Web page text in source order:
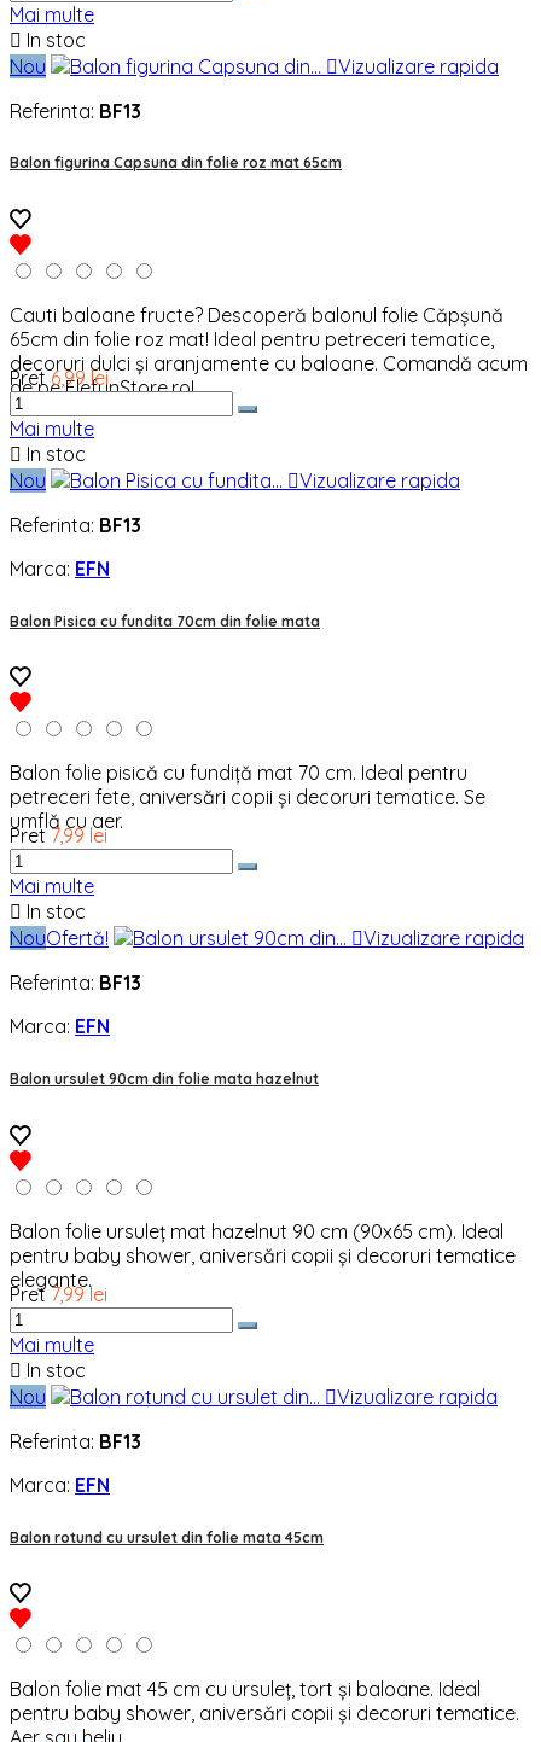
Mai multe
 In stoc
Nou
Vizualizare rapida
Referinta: BF13
Balon figurina Capsuna din folie roz mat 65cm
Cauti baloane fructe? Descoperă balonul folie Căpșună
65cm din folie roz mat! Ideal pentru petreceri tematice,
decoruri dulci și aranjamente cu baloane. Comandă acum
de pe ElefunStore.ro!
Pret 6,99 lei
Mai multe
 In stoc
Nou
Vizualizare rapida
Referinta: BF13
Marca: EFN
Balon Pisica cu fundita 70cm din folie mata
Balon folie pisică cu fundiță mat 70 cm. Ideal pentru
petreceri fete, aniversări copii și decoruri tematice. Se
umflă cu aer.
Pret 7,99 lei
Mai multe
 In stoc
NouOfertă! Vizualizare rapida
Referinta: BF13
Marca: EFN
Balon ursulet 90cm din folie mata hazelnut
Balon folie ursuleț mat hazelnut 90 cm (90x65 cm). Ideal
pentru baby shower, aniversări copii și decoruri tematice
elegante.
Pret 7,99 lei
Mai multe
 In stoc
Nou
Vizualizare rapida
Referinta: BF13
Marca: EFN
Balon rotund cu ursulet din folie mata 45cm
Balon folie mat 45 cm cu ursuleț, tort și baloane. Ideal
pentru baby shower, aniversări copii și decoruri tematice.